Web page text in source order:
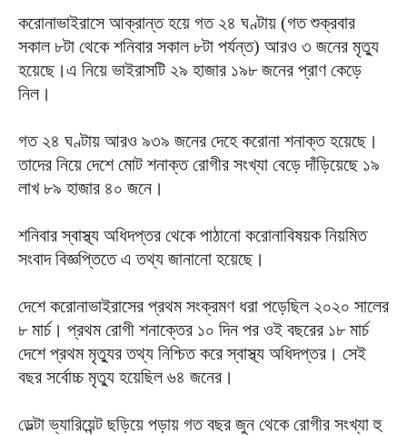
করোনাভাইরাসে আক্রান্ত হয়ে গত ২৪ ঘণ্টায় (গত শুক্রবার
সকাল ৮টা থেকে শনিবার সকাল ৮টা পর্যন্ত) আরও ৩ জনের মৃত্যু
হয়েছে।এ নিয়ে ভাইরাসটি ২৯ হাজার ১৯৮ জনের প্রাণ কেড়ে
নিল।
গত ২৪ ঘণ্টায় আরও ৯৩৯ জনের দেহে করোনা শনাক্ত হয়েছে।
তাদের নিয়ে দেশে মোট শনাক্ত রোগীর সংখ্যা বেড়ে দাঁড়িয়েছে ১৯
লাখ ৮৯ হাজার ৪০ জনে।
শনিবার স্বাস্থ্য অধিদপ্তর থেকে পাঠানো করোনাবিষয়ক নিয়মিত
সংবাদ বিজ্ঞপ্তিতে এ তথ্য জানানো হয়েছে।
দেশে করোনাভাইরাসের প্রথম সংক্রমণ ধরা পড়েছিল ২০২০ সালের
৮ মার্চ। প্রথম রোগী শনাক্তের ১০ দিন পর ওই বছরের ১৮ মার্চ
দেশে প্রথম মৃত্যুর তথ্য নিশ্চিত করে স্বাস্থ্য অধিদপ্তর। সেই
বছর সর্বোচ্চ মৃত্যু হয়েছিল ৬৪ জনের।
ডেল্টা ভ্যারিয়েন্ট ছড়িয়ে পড়ায় গত বছর জুন থেকে রোগীর সংখ্যা হু